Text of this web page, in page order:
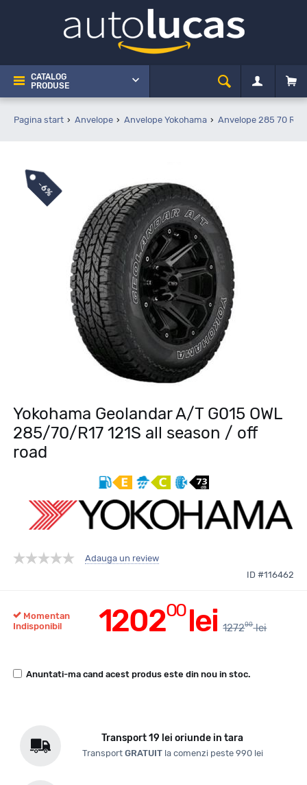
CATALOG
PRODUSE
Pagina start Anvelope Anvelope Yokohama Anvelope 285 70 R17
-
6%
Yokohama Geolandar A/T G015 OWL
285/70/R17 121S all season / off
road
Adauga un review
ID #116462
120200lei 127200 lei
Momentan
Indisponibil
Anuntati-ma cand acest produs este din nou in stoc.
Transport 19 lei oriunde in tara
Transport GRATUITla comenzi peste 990 lei